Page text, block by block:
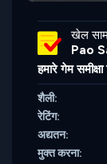
खेल
Pao
हमारे गेम
शैली:
रेटिंग:
अद्यतन:
मुक्त करना: